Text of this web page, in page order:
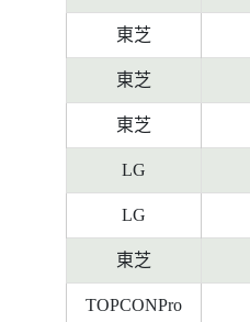
東芝
東芝
東芝
LG
LG
東芝
TOPCONPro